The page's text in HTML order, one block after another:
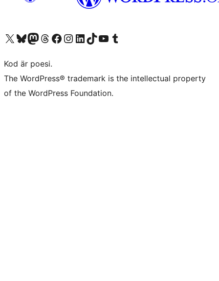
Besök vår X-konto (f.d. Twitter)
Besök vårt Bluesky-konto
Besök vårt Mastodon-konto
Besök vårt Thread-konto
Besök vår Facebook-sidaBesök vårt Instagram-konto
Besök vårt LinkedIn-konto
Besök vårt TikTok-konto
Besök vår YouTube-kanalBesök vårt Tumblr-konto
Kod är poesi.
The WordPress® trademark is the intellectual property
of the WordPress Foundation.